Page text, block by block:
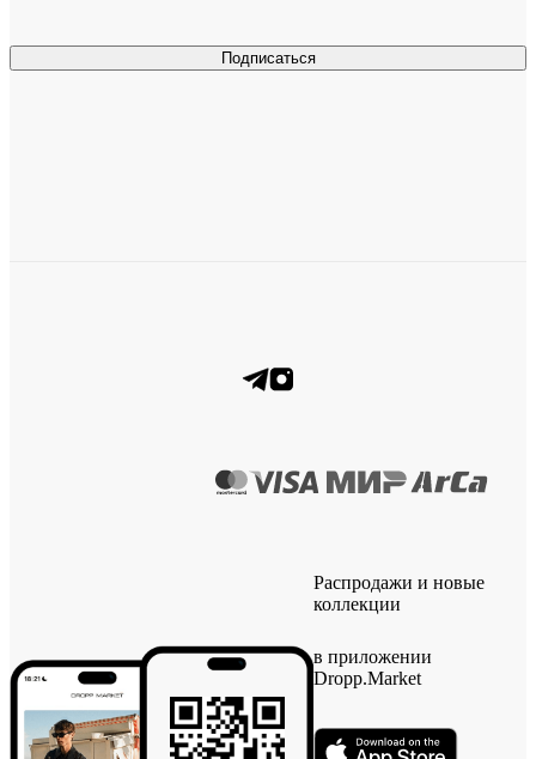
Подписаться
Распродажи и новые
коллекции
в приложении
Dropp.Market